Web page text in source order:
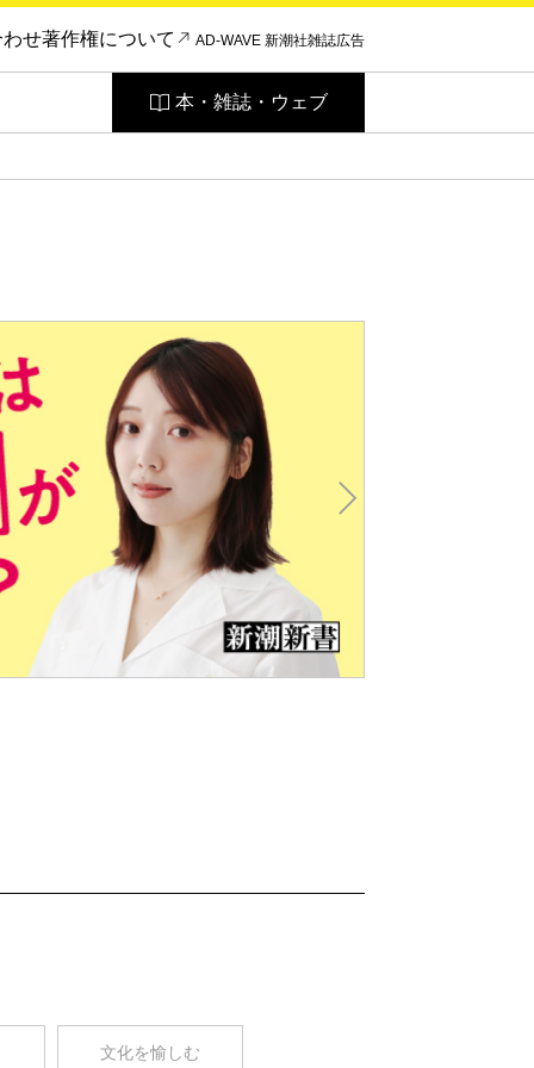
わせ著作権について AD-WAVE 新潮社雑誌広告
本・雑誌・ウェブ
文化を愉しむ